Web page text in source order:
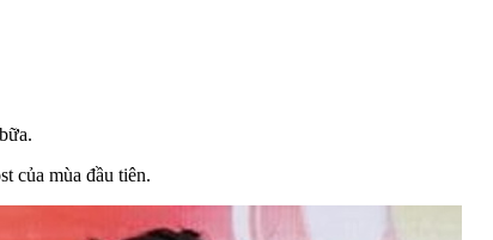
của mùa đầu tiên.